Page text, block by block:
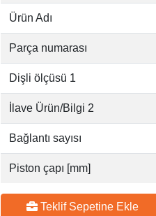
Ürün Adı
Parça numarası
Dişli ölçüsü 1
İlave Ürün/Bilgi 2
Bağlantı sayısı
Piston çapı [mm]
Teklif Sepetine Ekle